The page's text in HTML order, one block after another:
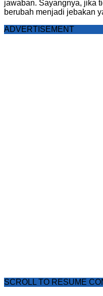
jawaban. Sayangnya, jika
berubah menjadi jebakan
ADVERTISEMENT
SCROLL TO RESUME